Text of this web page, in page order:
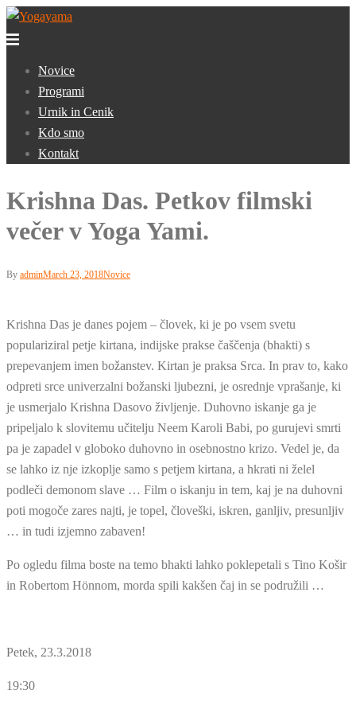
Skip
to
Toggle
Novice
Programi
Urnik in Cenik
Kdo smo
Kontakt
Krishna Das. Petkov filmski
večer v Yoga Yami.
By adminMarch 23, 2018Novice
Krishna Das je danes pojem – človek, ki je po vsem svetu
populariziral petje kirtana, indijske prakse čaščenja (bhakti) s
prepevanjem imen božanstev. Kirtan je praksa Srca. In prav to, kako
odpreti srce univerzalni božanski ljubezni, je osrednje vprašanje, ki
je usmerjalo Krishna Dasovo življenje. Duhovno iskanje ga je
pripeljalo k slovitemu učitelju Neem Karoli Babi, po gurujevi smrti
pa je zapadel v globoko duhovno in osebnostno krizo. Vedel je, da
se lahko iz nje izkoplje samo s petjem kirtana, a hkrati ni želel
podleči demonom slave … Film o iskanju in tem, kaj je na duhovni
poti mogoče zares najti, je topel, človeški, iskren, ganljiv, presunljiv
… in tudi izjemno zabaven!
Po ogledu filma boste na temo bhakti lahko poklepetali s Tino Košir
in Robertom Hönnom, morda spili kakšen čaj in se podružili …
Petek, 23.3.2018
19:30